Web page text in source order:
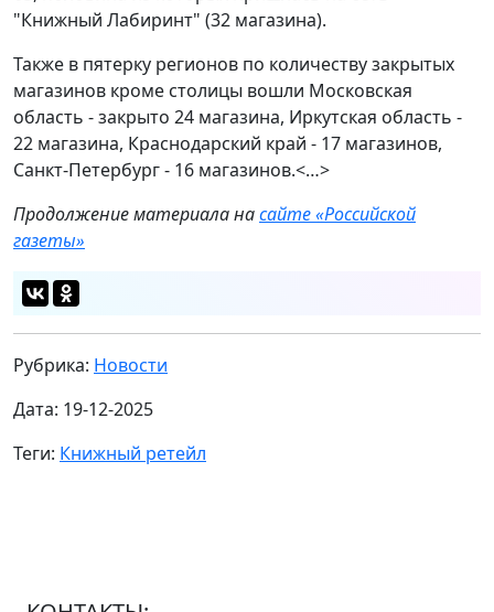
"Книжный Лабиринт" (32 магазина).
Также в пятерку регионов по количеству закрытых
магазинов кроме столицы вошли Московская
область - закрыто 24 магазина, Иркутская область -
22 магазина, Краснодарский край - 17 магазинов,
Санкт-Петербург - 16 магазинов.<…>
Продолжение материала насайте «Российской
газеты»
Рубрика: Новости
Дата: 19-12-2025
Теги: Книжный ретейл